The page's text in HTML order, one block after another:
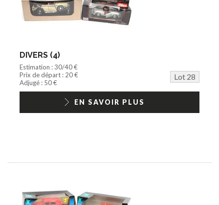
DIVERS (4)
Estimation : 30/40 €
Prix de départ : 20 €
Lot 28
Adjugé : 50 €
EN SAVOIR PLUS